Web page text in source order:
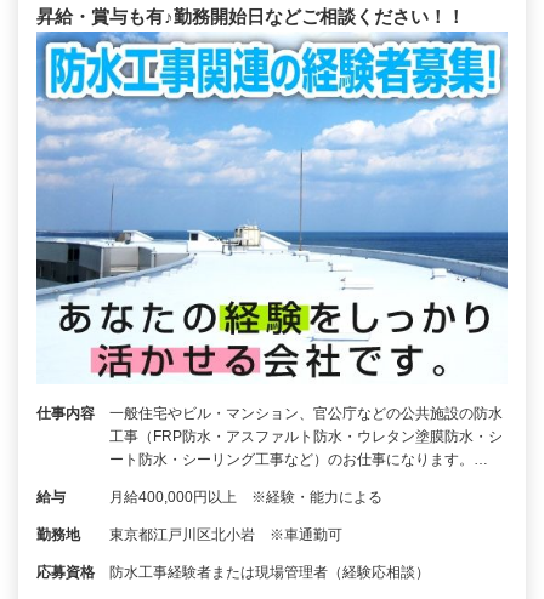
昇給・賞与も有♪勤務開始日などご相談ください！！
仕事内容
一般住宅やビル・マンション、官公庁などの公共施設の防水
工事（FRP防水・アスファルト防水・ウレタン塗膜防水・シ
ート防水・シーリング工事など）のお仕事になります。…
給与 月給400,000円以上 ※経験・能力による
勤務地 東京都江戸川区北小岩 ※車通勤可
応募資格 防水工事経験者または現場管理者（経験応相談）